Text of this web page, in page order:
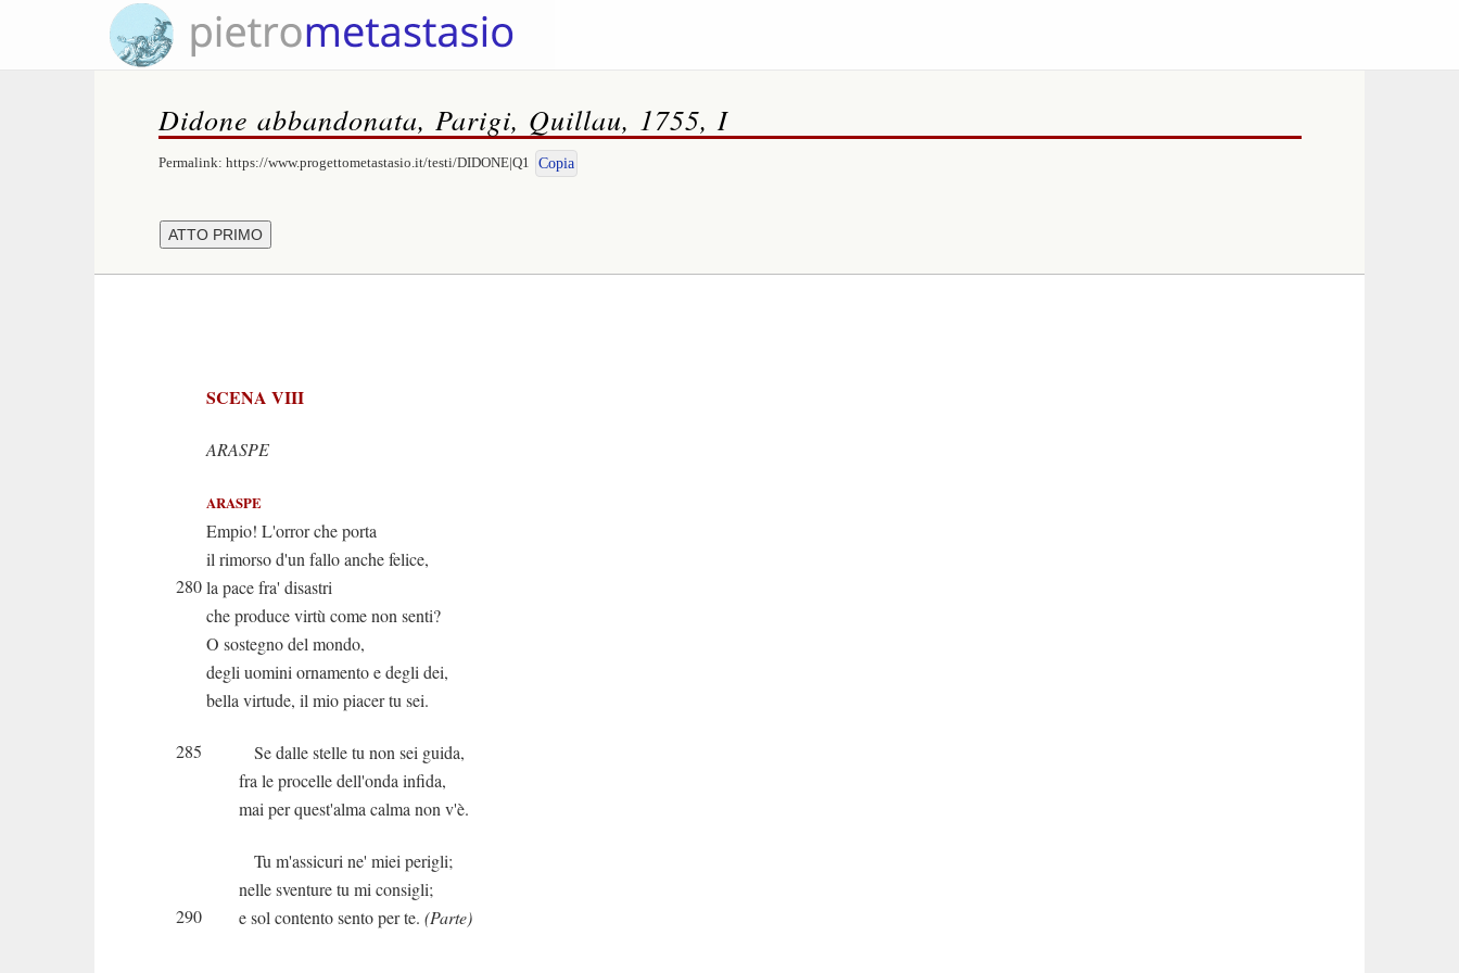
Didone abbandonata, Parigi, Quillau, 1755, I
Permalink: https://www.progettometastasio.it/testi/DIDONE|Q1 Copia
SCENA VIII
ARASPE
ARASPE
Empio! L'orror che porta
il rimorso d'un fallo anche felice,
280 la pace fra' disastri
che produce virtù come non senti?
O sostegno del mondo,
degli uomini ornamento e degli dei,
bella virtude, il mio piacer tu sei.
285
Se dalle stelle tu non sei guida,
fra le procelle dell'onda infida,
mai per quest'alma calma non v'è.
Tu m'assicuri ne' miei perigli;
nelle sventure tu mi consigli;
290
e sol contento sento per te. (Parte)